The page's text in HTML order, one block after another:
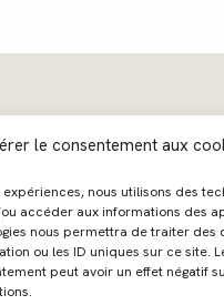
le consentement aux
nous utilisons des
accéder aux informations des
nous permettra de traiter des
ou les ID uniques sur ce site.
peut avoir un effet négatif
Liabot- Hébergement